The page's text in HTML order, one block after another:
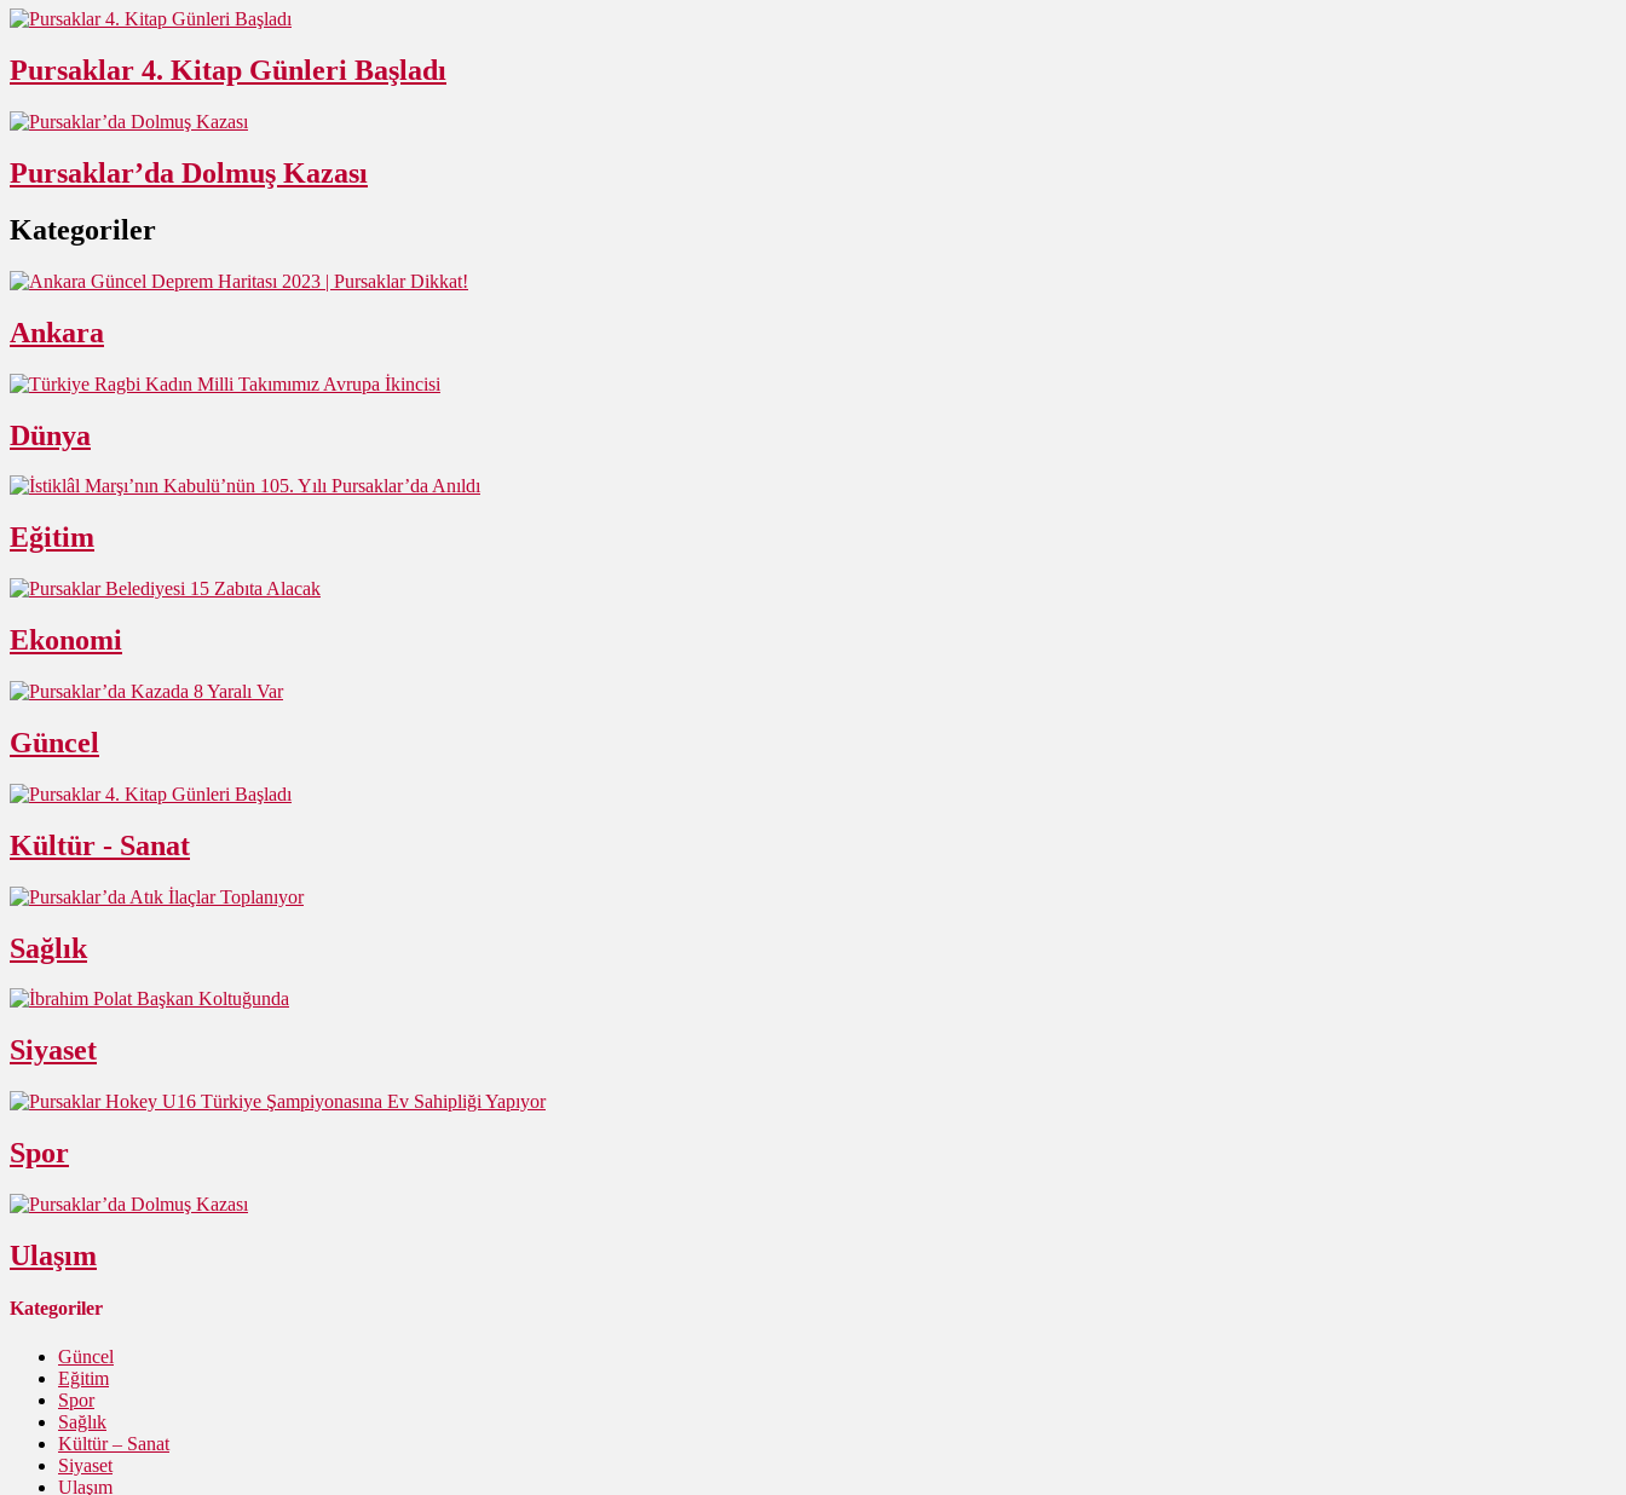
Pursaklar 4. Kitap Günleri Başladı
Pursaklar’da Dolmuş Kazası
Kategoriler
Ankara
Dünya
Eğitim
Ekonomi
Güncel
Kültür - Sanat
Sağlık
Siyaset
Spor
Ulaşım
Kategoriler
Güncel
Eğitim
Spor
Sağlık
Kültür – Sanat
Siyaset
Ulaşım